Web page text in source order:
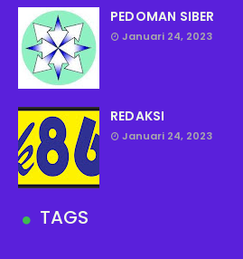
PEDOMAN SIBER
Januari 24, 2023
REDAKSI
Januari 24, 2023
TAGS